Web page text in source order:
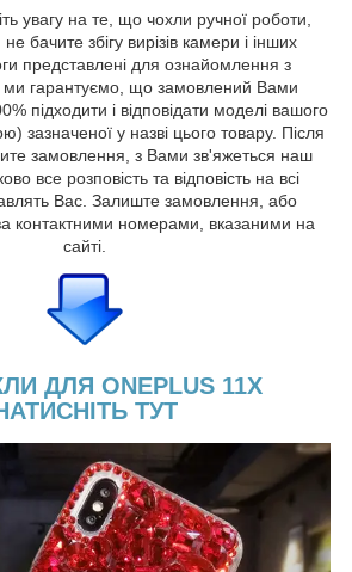
увагу на те, що чохли ручної роботи,
бачите збігу вирізів камери і інших
представлені для ознайомлення з
гарантуємо, що замовлений Вами
підходити і відповідати моделі вашого
зазначеної у назві цього товару. Після
замовлення, з Вами зв'яжеться наш
все розповість та відповість на всі
Вас. Залиште замовлення, або
контактними номерами, вказаними на
сайті.
ДЛЯ ONEPLUS 11X
ТУТ